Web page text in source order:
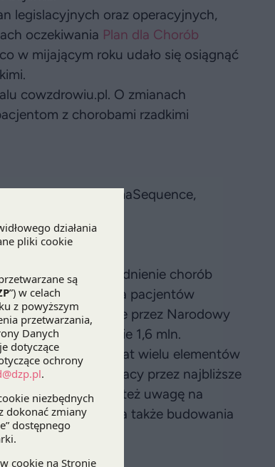
legislacyjnych oraz operacyjnych,
oczekiwania Plan dla Chorób
w mijającym roku udało się osiągnąć
cowzdrowiu.pl. O zmianach
z chorobami rzadkimi
i Analiz PEX PharmaSequence,
dlaczego zagadnienie chorób
– szacowana liczba pacjentów
analizy prowadzone przez Narodowy
jest zaledwie 1,6 mln.
dyskusji
na temat wielu elementów
wyjścia do pracy przez najbliższe
Zwracał też uwagę na
systemu, a także budowania